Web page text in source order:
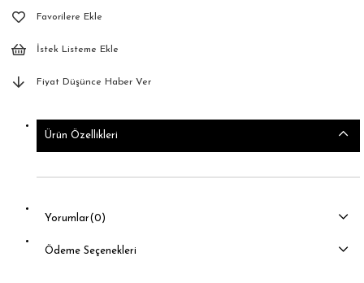
Favorilere Ekle
İstek Listeme Ekle
Fiyat Düşünce Haber Ver
Ürün Özellikleri
Yorumlar(0)
Ödeme Seçenekleri